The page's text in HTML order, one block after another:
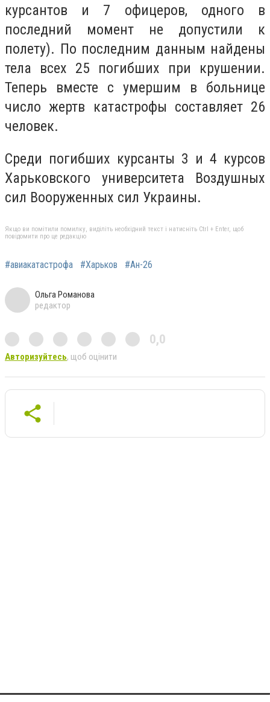
курсантов и 7 офицеров, одного в
последний момент не допустили к
полету). По последним данным найдены
тела всех 25 погибших при крушении.
Теперь вместе с умершим в больнице
число жертв катастрофы составляет 26
человек.
Среди погибших курсанты 3 и 4 курсов
Харьковского университета Воздушных
сил Вооруженных сил Украины.
Якщо ви помітили помилку, виділіть необхідний текст і натисніть Ctrl + Enter, щоб
повідомити про це редакцію
#авиакатастрофа #Харьков #Ан-26
Ольга Романова
редактор
0,0
Авторизуйтесь, щоб оцінити